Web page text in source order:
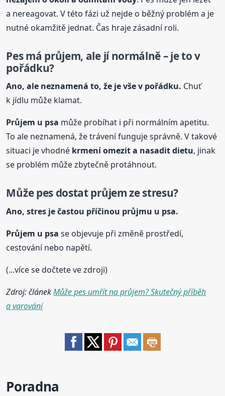
a nereagovat. V této fázi už nejde o běžný problém a je
nutné okamžitě jednat. Čas hraje zásadní roli.
Pes má průjem, ale jí normálně – je to v
pořádku?
Ano, ale neznamená to, že je vše v pořádku. Chuť
k jídlu může klamat.
Průjem u psa může probíhat i při normálním apetitu.
To ale neznamená, že trávení funguje správně. V takové
situaci je vhodné krmení omezit a nasadit dietu, jinak
se problém může zbytečně protáhnout.
Může pes dostat průjem ze stresu?
Ano, stres je častou příčinou průjmu u psa.
Průjem u psa se objevuje při změně prostředí,
cestování nebo napětí.
(...více se dočtete ve zdroji)
Zdroj: článekMůže pes umřít na průjem? Skutečný příběh
a varování
Poradna